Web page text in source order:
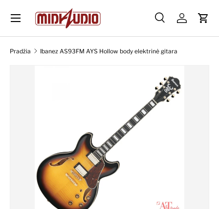
Skip to content
Paieška
PaieškaPrisijungti
Pradžia Ibanez AS93FM AYS Hollow body elektrinė gitara